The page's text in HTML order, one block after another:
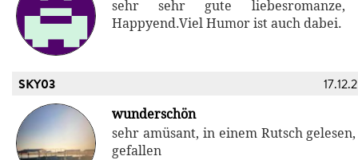
sehr sehr gute
Happyend.Viel Humor ist auch dabei.
SKY03
wunderschön
sehr amüsant, in einem Rutsch
gefallen